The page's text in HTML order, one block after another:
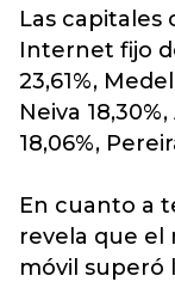
Las capitales
Internet fijo
23,61%,
Neiva
18,06%,
En cuanto a
revela que el
móvil superó